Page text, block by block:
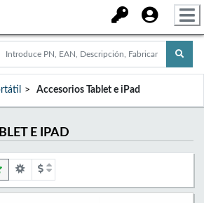
Accesorios Tablet e iPad
E IPAD